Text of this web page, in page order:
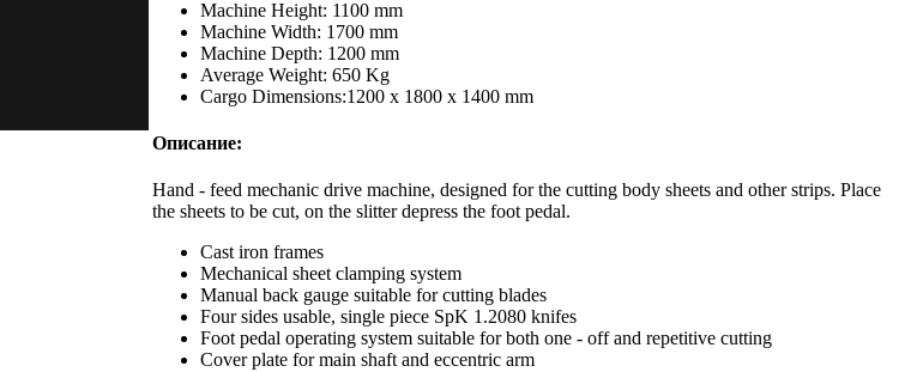
Machine Height: 1100 mm
Machine Width: 1700 mm
Machine Depth: 1200 mm
Average Weight: 650 Kg
Cargo Dimensions:1200 x 1800 x 1400 mm
Описание:
Hand - feed mechanic drive machine, designed for the cutting body sheets and other strips. Place
the sheets to be cut, on the slitter depress the foot pedal.
Cast iron frames
Mechanical sheet clamping system
Manual back gauge suitable for cutting blades
Four sides usable, single piece SpK 1.2080 knifes
Foot pedal operating system suitable for both one - off and repetitive cutting
Cover plate for main shaft and eccentric arm